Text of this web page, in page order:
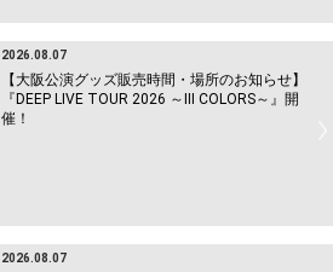
2026.08.07
【大阪公演グッズ販売時間・場所のお知らせ】
『DEEP LIVE TOUR 2026 ～Ⅲ COLORS～』開
催！
2026.08.07